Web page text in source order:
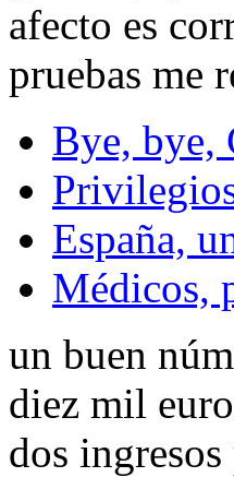
afecto es
pruebas me
Bye, bye,
España,
Médicos,
un buen
diez mil
dos